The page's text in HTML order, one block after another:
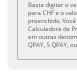
Basta digitar o
para CHF e o
preenchido.
Calculadora de
em outras
QPAY, 5 QPAY,